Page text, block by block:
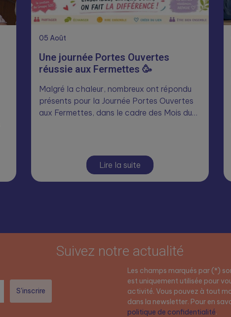
05 Août
Une journée Portes Ouvertes
réussie aux Fermettes 🥳
Malgré la chaleur, nombreux ont répondu
présents pour la Journée Portes Ouvertes
aux Fermettes, dans le cadre des Mois du…
Lire la suite
Suivez notre actualité
Les champs marqués par (*)
est uniquement utilisée pour
activité. Vous pouvez à tout
dans la newsletter. Pour en
politique de confidentialité.